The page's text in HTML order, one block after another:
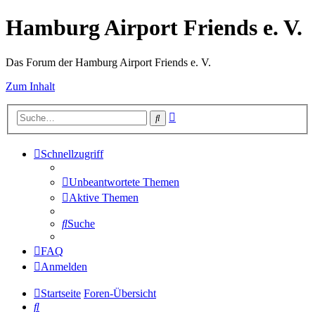
Hamburg Airport Friends e. V.
Das Forum der Hamburg Airport Friends e. V.
Zum Inhalt
Suche
Schnellzugriff
Unbeantwortete Themen
Aktive Themen
Suche
FAQ
Anmelden
Startseite Foren-Übersicht
Suche